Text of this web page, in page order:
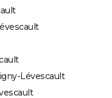
Lévescault